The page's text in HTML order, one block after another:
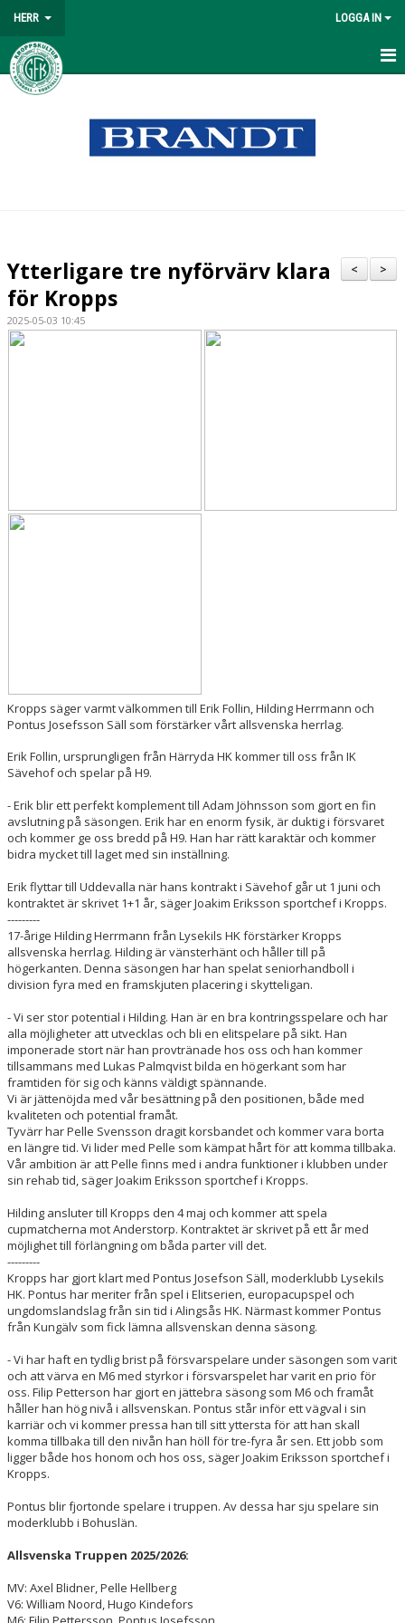
HERR LOGGA IN
HEM
KALENDER
BILDGALLERI
>
<
Ytterligare tre nyförvärv klara
för Kropps
2025-05-03 10:45
Kropps säger varmt välkommen till Erik Follin, Hilding Herrmann och
Pontus Josefsson Säll som förstärker vårt allsvenska herrlag.
Erik Follin, ursprungligen från Härryda HK kommer till oss från IK
Sävehof och spelar på H9.
- Erik blir ett perfekt komplement till Adam Jöhnsson som gjort en fin
avslutning på säsongen. Erik har en enorm fysik, är duktig i försvaret
och kommer ge oss bredd på H9. Han har rätt karaktär och kommer
bidra mycket till laget med sin inställning.
Erik flyttar till Uddevalla när hans kontrakt i Sävehof går ut 1 juni och
kontraktet är skrivet 1+1 år, säger Joakim Eriksson sportchef i Kropps.
---------
17-årige Hilding Herrmann från Lysekils HK förstärker Kropps
allsvenska herrlag. Hilding är vänsterhänt och håller till på
högerkanten. Denna säsongen har han spelat seniorhandboll i
division fyra med en framskjuten placering i skytteligan.
- Vi ser stor potential i Hilding. Han är en bra kontringsspelare och har
alla möjligheter att utvecklas och bli en elitspelare på sikt. Han
imponerade stort när han provtränade hos oss och han kommer
tillsammans med Lukas Palmqvist bilda en högerkant som har
framtiden för sig och känns väldigt spännande.
Vi är jättenöjda med vår besättning på den positionen, både med
kvaliteten och potential framåt.
Tyvärr har Pelle Svensson dragit korsbandet och kommer vara borta
en längre tid. Vi lider med Pelle som kämpat hårt för att komma tillbaka.
Vår ambition är att Pelle finns med i andra funktioner i klubben under
sin rehab tid, säger Joakim Eriksson sportchef i Kropps.
Hilding ansluter till Kropps den 4 maj och kommer att spela
cupmatcherna mot Anderstorp. Kontraktet är skrivet på ett år med
möjlighet till förlängning om båda parter vill det.
---------
Kropps har gjort klart med Pontus Josefson Säll, moderklubb Lysekils
HK. Pontus har meriter från spel i Elitserien, europacupspel och
ungdomslandslag från sin tid i Alingsås HK. Närmast kommer Pontus
från Kungälv som fick lämna allsvenskan denna säsong.
- Vi har haft en tydlig brist på försvarspelare under säsongen som varit
och att värva en M6 med styrkor i försvarspelet har varit en prio för
oss. Filip Petterson har gjort en jättebra säsong som M6 och framåt
håller han hög nivå i allsvenskan. Pontus står inför ett vägval i sin
karriär och vi kommer pressa han till sitt yttersta för att han skall
komma tillbaka till den nivån han höll för tre-fyra år sen. Ett jobb som
ligger både hos honom och hos oss, säger Joakim Eriksson sportchef i
Kropps.
Pontus blir fjortonde spelare i truppen. Av dessa har sju spelare sin
moderklubb i Bohuslän.
Allsvenska Truppen 2025/2026:
MV: Axel Blidner, Pelle Hellberg
V6: William Noord, Hugo Kindefors